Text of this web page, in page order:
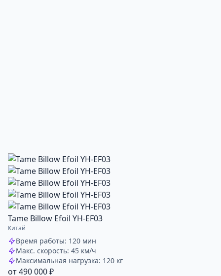
Tame Billow Efoil YH-EF03
Китай
Время работы: 120 мин
Макс. скорость: 45 км/ч
Максимальная нагрузка: 120 кг
от 490 000 ₽